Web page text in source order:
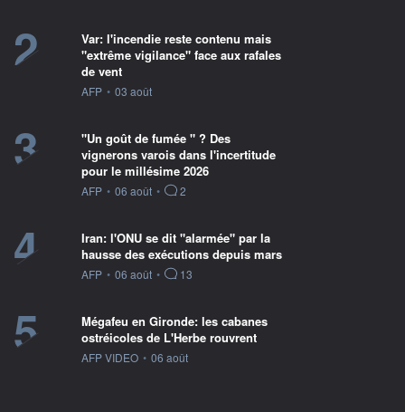
2
Var: l'incendie reste contenu mais
"extrême vigilance" face aux rafales
de vent
information fournie par
AFP • 03 août
3
"Un goût de fumée " ? Des
vignerons varois dans l'incertitude
pour le millésime 2026
information fournie par
AFP • 06 août • 2
4
Iran: l'ONU se dit "alarmée" par la
hausse des exécutions depuis mars
information fournie par
AFP • 06 août • 13
5
Mégafeu en Gironde: les cabanes
ostréicoles de L'Herbe rouvrent
information fournie par
AFP VIDEO • 06 août